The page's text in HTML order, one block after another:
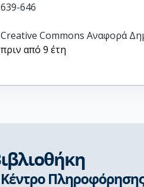
639-646
Creative Commons Αναφορά
πριν από 9 έτη